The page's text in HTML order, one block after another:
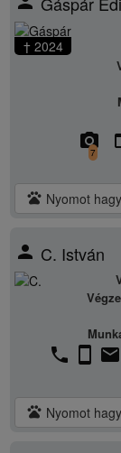
† 2024
camera_alt
7
pets Nyomot
person C. István
phone stay_current_portrait email
pets Nyomot